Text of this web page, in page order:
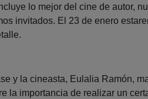
lo mejor del cine de autor,
invitados. El 23 de enero
y la cineasta, Eulalia Ramón,
la importancia de realizar un